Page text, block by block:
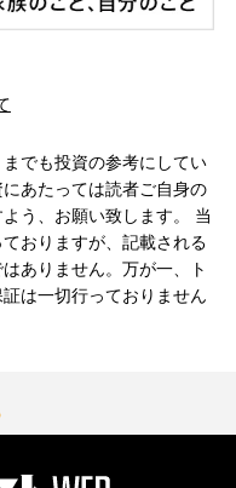
でも投資の参考にしてい
あたっては読者ご自身の
う、お願い致します。 当
おりますが、記載される
ありません。万が一、ト
は一切行っておりません